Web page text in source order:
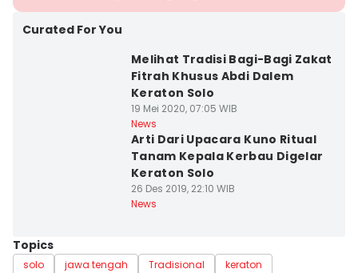
Curated For You
Melihat Tradisi Bagi-Bagi Zakat
Fitrah Khusus Abdi Dalem
Keraton Solo
19 Mei 2020, 07:05 WIB
News
Arti Dari Upacara Kuno Ritual
Tanam Kepala Kerbau Digelar
Keraton Solo
26 Des 2019, 22:10 WIB
News
Topics
solo jawa tengah Tradisional keraton